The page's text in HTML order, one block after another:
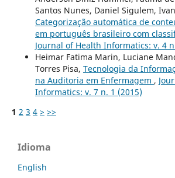
Santos Nunes, Daniel Sigulem,
Categorização automática de
em português brasileiro com
Journal of Health Informatics: v. 4
Heimar Fatima Marin, Luciane
Torres Pisa, Tecnologia da
na Auditoria em Enfermagem ,
Informatics: v. 7 n. 1 (2015)
1 2 3 4 > >>
Idioma
English